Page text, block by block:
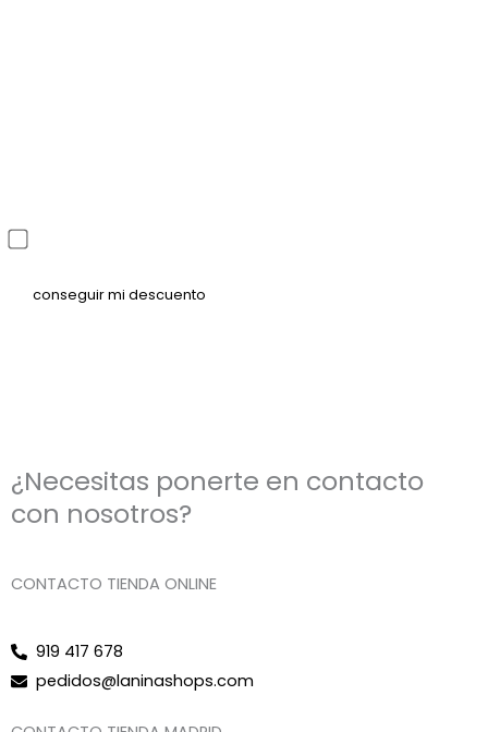
¿Necesitas ponerte en contacto
con nosotros?
CONTACTO TIENDA ONLINE
919 417 678
pedidos@laninashops.com